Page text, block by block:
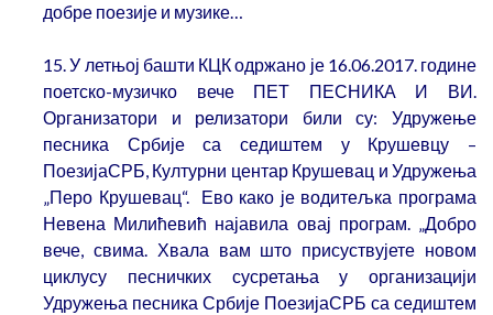
добре поезије и музике…
15. У летњој башти КЦК одржано је 16.06.2017. године
поетско-музичко вече ПЕТ ПЕСНИКА И ВИ.
Организатори и релизатори били су: Удружење
песника Србије са седиштем у Крушевцу –
ПоезијаСРБ, Културни центар Крушевац и Удружења
„Перо Крушевац“. Ево како је водитељка програма
Невена Милићевић најавила овај програм. „Добро
вече, свима. Хвала вам што присуствујете новом
циклусу песничких сусретања у организацији
Удружења песника Србије ПоезијаСРБ са седиштем